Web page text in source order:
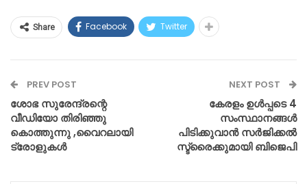
Share Facebook Twitter
PREV POST
ശോഭ സുരേന്ദ്രന്റെ
വീഡിയോ തിരിഞ്ഞു
കൊത്തുന്നു ,വൈറലായി
ട്രോളുകൾ
NEXT POST
കേരളം ഉൾപ്പടെ 4
സംസ്ഥാനങ്ങൾ
പിടിക്കുവാൻ സർജിക്കൽ
സ്ട്രൈക്കുമായി ബിജെപി